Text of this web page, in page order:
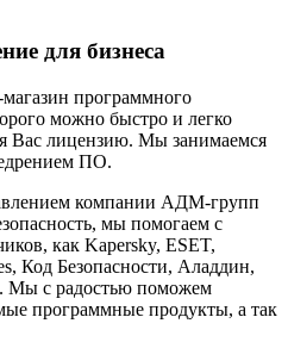
для бизнеса
программного
можно быстро и легко
Вас лицензию. Мы занимаемся
ПО.
компании АДМ-групп
мы помогаем с
как Kapersky, ESET,
Код Безопасности, Аладдин,
Мы с радостью поможем
программные продукты, а так